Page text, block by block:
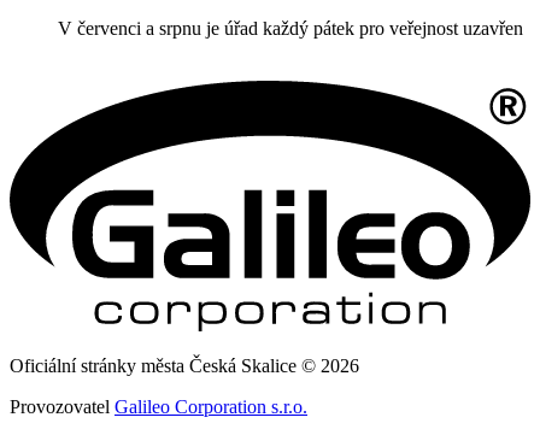
V červenci a srpnu je úřad každý pátek pro veřejnost uzavřen
Oficiální stránky města Česká Skalice © 2026
Provozovatel Galileo Corporation s.r.o.